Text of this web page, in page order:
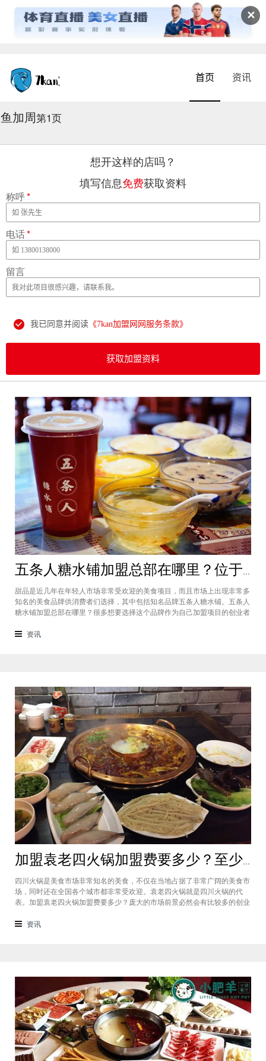
✕
首页 资讯
鱼加周第1页
想开这样的店吗？
填写信息免费获取资料
称呼*
电话*
留言
我已同意并阅读 《7kan加盟网网服务条款》
获取加盟资料
五条人糖水铺加盟总部在哪里？位于福建厦门欢迎大家前来考察
甜品是近几年在年轻人市场非常受欢迎的美食项目，而且市场上出现非常多
知名的美食品牌供消费者们选择，其中包括知名品牌五条人糖水铺。五条人
糖水铺加盟总部在哪里？很多想要选择这个品牌作为自己加盟项目的创业者
门进行考察，带大家了解五条人糖水铺加盟情况，欢迎大家前来考察。五条
资讯
加盟袁老四火锅加盟费要多少？至少50万资金你准备好了吗？
四川火锅是美食市场非常知名的美食，不仅在当地占据了非常广阔的美食市
场，同时还在全国各个城市都非常受欢迎。袁老四火锅就是四川火锅的代
表。加盟袁老四火锅加盟费要多少？庞大的市场前景必然会有比较多的创业
城市都有着不一样的加盟费标准，袁老四火锅加盟至少要有50万资金你准备
资讯